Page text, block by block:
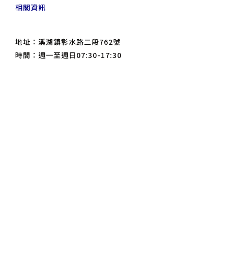
相關資訊
地址：溪湖鎮彰水路二段762號
時間：週一至週日07:30-17:30